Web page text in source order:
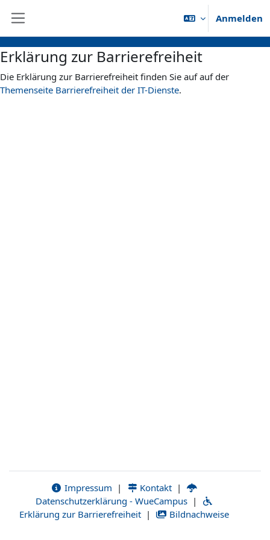
Anmelden
Erklärung zur Barrierefreiheit
Die Erklärung zur Barrierefreiheit finden Sie auf auf der
Themenseite Barrierefreiheit der IT-Dienste.
Impressum | Kontakt |
Datenschutzerklärung - WueCampus |
Erklärung zur Barrierefreiheit | Bildnachweise